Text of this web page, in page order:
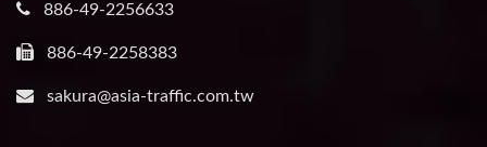
886-49-2256633
886-49-2258383
sakura@asia-traffic.com.tw